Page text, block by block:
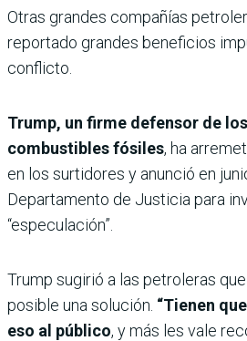
Otras grandes compañías
reportado grandes beneficios
conflicto.
Trump, un firme defensor de
combustibles fósiles, ha
en los surtidores y anunció en
Departamento de Justicia para
“especulación”.
Trump sugirió a las petroleras
posible una solución. “Tienen
eso al público, y más les vale